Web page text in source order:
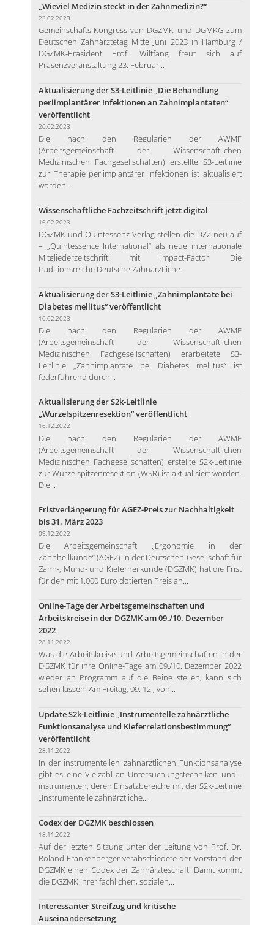
„Wieviel Medizin steckt in der Zahnmedizin?“
23.02.2023
Gemeinschafts-Kongress von DGZMK und DGMKG zum
Deutschen Zahnärztetag Mitte Juni 2023 in Hamburg /
DGZMK-Präsident Prof. Wiltfang freut sich auf
Präsenzveranstaltung 23. Februar...
Aktualisierung der S3-Leitlinie „Die Behandlung
periimplantärer Infektionen an Zahnimplantaten“
veröffentlicht
20.02.2023
Die nach den Regularien der AWMF
(Arbeitsgemeinschaft der Wissenschaftlichen
Medizinischen Fachgesellschaften) erstellte S3-Leitlinie
zur Therapie periimplantärer Infektionen ist aktualisiert
worden....
Wissenschaftliche Fachzeitschrift jetzt digital
16.02.2023
DGZMK und Quintessenz Verlag stellen die DZZ neu auf
– „Quintessence International“ als neue internationale
Mitgliederzeitschrift mit Impact-Factor Die
traditionsreiche Deutsche Zahnärztliche...
Aktualisierung der S3-Leitlinie „Zahnimplantate bei
Diabetes mellitus“ veröffentlicht
10.02.2023
Die nach den Regularien der AWMF
(Arbeitsgemeinschaft der Wissenschaftlichen
Medizinischen Fachgesellschaften) erarbeitete S3-
Leitlinie „Zahnimplantate bei Diabetes mellitus“ ist
federführend durch...
Aktualisierung der S2k-Leitlinie
„Wurzelspitzenresektion“ veröffentlicht
16.12.2022
Die nach den Regularien der AWMF
(Arbeitsgemeinschaft der Wissenschaftlichen
Medizinischen Fachgesellschaften) erstellte S2k-Leitlinie
zur Wurzelspitzenresektion (WSR) ist aktualisiert worden.
Die...
Fristverlängerung für AGEZ-Preis zur Nachhaltigkeit
bis 31. März 2023
09.12.2022
Die Arbeitsgemeinschaft „Ergonomie in der
Zahnheilkunde“ (AGEZ) in der Deutschen Gesellschaft für
Zahn-, Mund- und Kieferheilkunde (DGZMK) hat die Frist
für den mit 1.000 Euro dotierten Preis an...
Online-Tage der Arbeitsgemeinschaften und
Arbeitskreise in der DGZMK am 09./10. Dezember
2022
28.11.2022
Was die Arbeitskreise und Arbeitsgemeinschaften in der
DGZMK für ihre Online-Tage am 09./10. Dezember 2022
wieder an Programm auf die Beine stellen, kann sich
sehen lassen. Am Freitag, 09. 12., von...
Update S2k-Leitlinie „Instrumentelle zahnärztliche
Funktionsanalyse und Kieferrelationsbestimmung“
veröffentlicht
28.11.2022
In der instrumentellen zahnärztlichen Funktionsanalyse
gibt es eine Vielzahl an Untersuchungstechniken und -
instrumenten, deren Einsatzbereiche mit der S2k-Leitlinie
„Instrumentelle zahnärztliche...
Codex der DGZMK beschlossen
18.11.2022
Auf der letzten Sitzung unter der Leitung von Prof. Dr.
Roland Frankenberger verabschiedete der Vorstand der
DGZMK einen Codex der Zahnärzteschaft. Damit kommt
die DGZMK ihrer fachlichen, sozialen...
Interessanter Streifzug und kritische
Auseinandersetzung